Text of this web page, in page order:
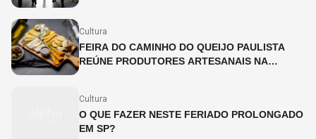
Cultura
FEIRA DO CAMINHO DO QUEIJO PAULISTA
REÚNE PRODUTORES ARTESANAIS NA
Cultura
O QUE FAZER NESTE FERIADO PROLONGADO
EM SP?